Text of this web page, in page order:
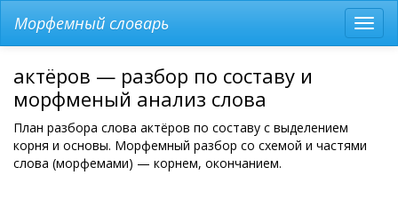
меню
Морфемный словарь
актёров — разбор по составу и
морфменый анализ слова
План разбора слова актёров по составу с выделением
корня и основы. Морфемный разбор со схемой и частями
слова (морфемами) — корнем, окончанием.